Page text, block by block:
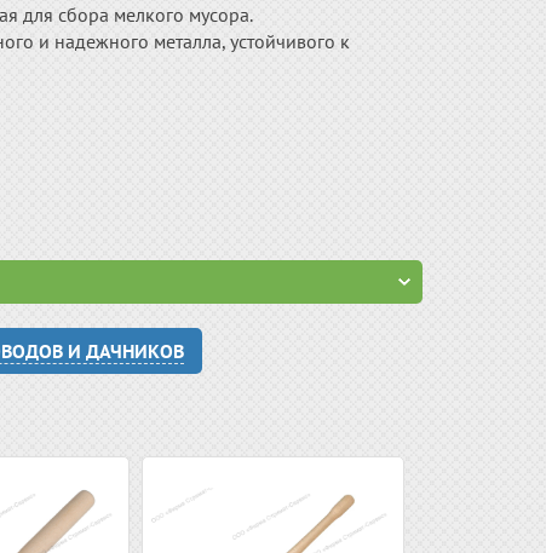
для сбора мелкого мусора.
и надежного металла, устойчивого к
И ДАЧНИКОВ